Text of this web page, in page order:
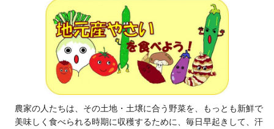
農家の人たちは、その土地・土壌に合う野菜を、もっとも新鮮で
美味しく食べられる時期に収穫するために、毎日早起きして、汗